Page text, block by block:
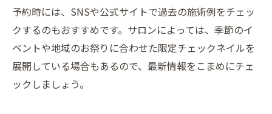
予約時には、SNSや公式サイトで過去の施術例をチェッ
クするのもおすすめです。サロンによっては、季節のイ
ベントや地域のお祭りに合わせた限定チェックネイルを
展開している場合もあるので、最新情報をこまめにチェ
ックしましょう。